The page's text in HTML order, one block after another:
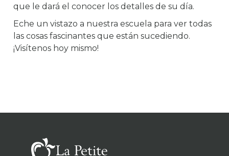
que le dará el conocer los detalles de su día.
Eche un vistazo a nuestra escuela para ver todas
las cosas fascinantes que están sucediendo.
¡Visítenos hoy mismo!